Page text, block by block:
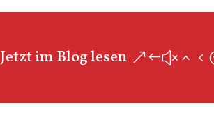
Jetzt im Blog lesen